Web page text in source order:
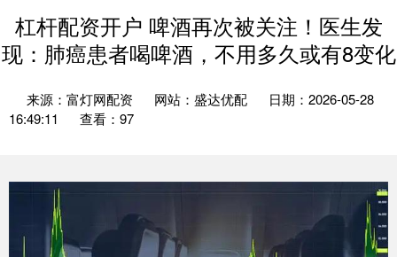
杠杆配资开户 啤酒再次被关注！医生发
现：肺癌患者喝啤酒，不用多久或有8变化
来源：富灯网配资 网站：盛达优配
日期：2026-05-28
16:49:11
查看：97